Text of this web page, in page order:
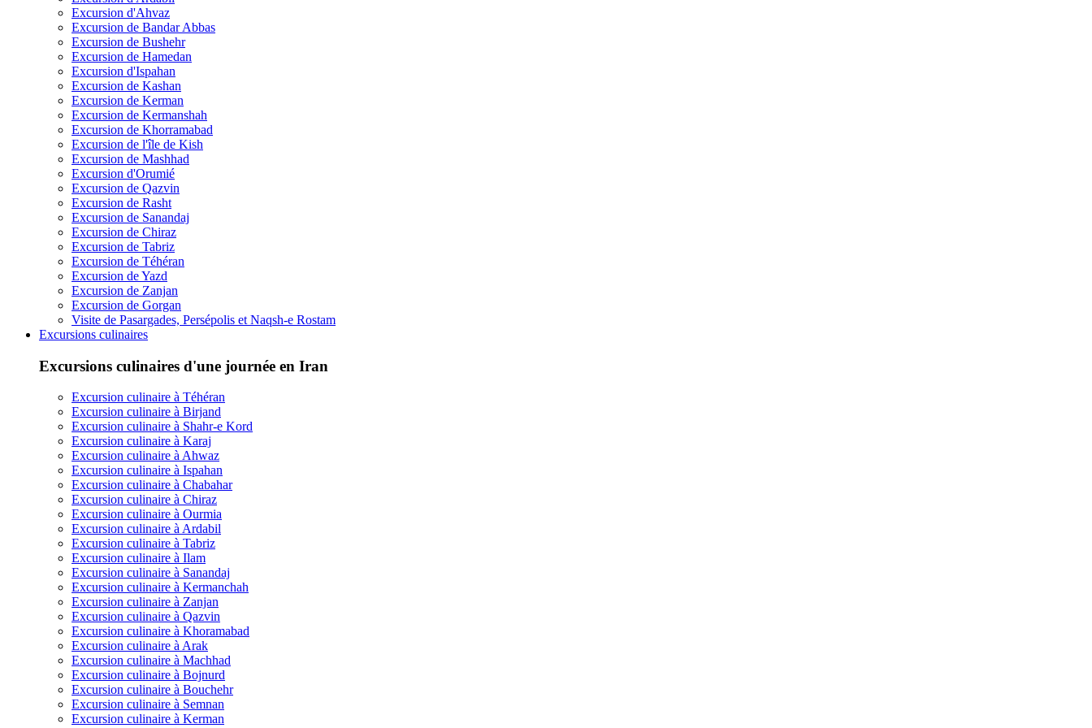
Excursion d'Ahvaz
Excursion de Bandar Abbas
Excursion de Bushehr
Excursion de Hamedan
Excursion d'Ispahan
Excursion de Kashan
Excursion de Kerman
Excursion de Kermanshah
Excursion de Khorramabad
Excursion de l'île de Kish
Excursion de Mashhad
Excursion d'Orumié
Excursion de Qazvin
Excursion de Rasht
Excursion de Sanandaj
Excursion de Chiraz
Excursion de Tabriz
Excursion de Téhéran
Excursion de Yazd
Excursion de Zanjan
Excursion de Gorgan
Visite de Pasargades, Persépolis et Naqsh-e Rostam
Excursions culinaires
Excursions culinaires d'une journée en Iran
Excursion culinaire à Téhéran
Excursion culinaire à Birjand
Excursion culinaire à Shahr-e Kord
Excursion culinaire à Karaj
Excursion culinaire à Ahwaz
Excursion culinaire à Ispahan
Excursion culinaire à Chabahar
Excursion culinaire à Chiraz
Excursion culinaire à Ourmia
Excursion culinaire à Ardabil
Excursion culinaire à Tabriz
Excursion culinaire à Ilam
Excursion culinaire à Sanandaj
Excursion culinaire à Kermanchah
Excursion culinaire à Zanjan
Excursion culinaire à Qazvin
Excursion culinaire à Khoramabad
Excursion culinaire à Arak
Excursion culinaire à Machhad
Excursion culinaire à Bojnurd
Excursion culinaire à Bouchehr
Excursion culinaire à Semnan
Excursion culinaire à Kerman